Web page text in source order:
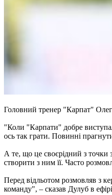
Головний тренер "Карпат"
"Коли "Карпати" добре
ось так грати. Повинні
А те, що це своєрідний з точки
створити з ним її. Часто
Перед відльотом розмовляв з
команду", – сказав Дулуб в